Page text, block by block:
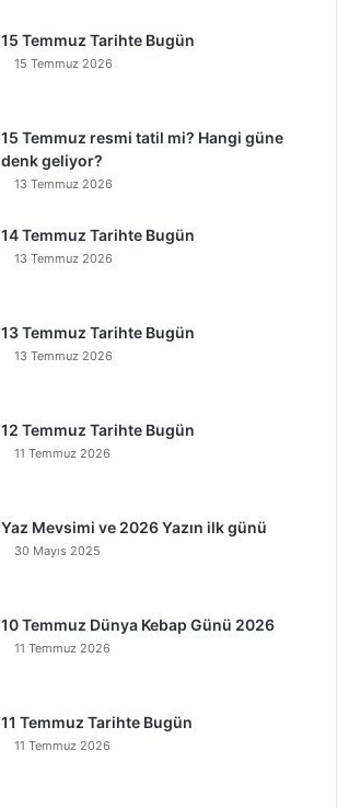
15 Temmuz Tarihte Bugün
15 Temmuz 2026
15 Temmuz resmi tatil mi? Hangi güne
denk geliyor?
13 Temmuz 2026
14 Temmuz Tarihte Bugün
13 Temmuz 2026
13 Temmuz Tarihte Bugün
13 Temmuz 2026
12 Temmuz Tarihte Bugün
11 Temmuz 2026
Yaz Mevsimi ve 2026 Yazın ilk günü
30 Mayıs 2025
10 Temmuz Dünya Kebap Günü 2026
11 Temmuz 2026
11 Temmuz Tarihte Bugün
11 Temmuz 2026